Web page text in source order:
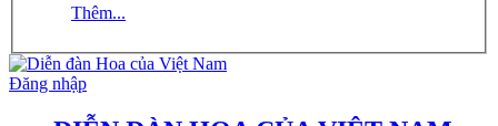
Thêm...
Đăng nhập